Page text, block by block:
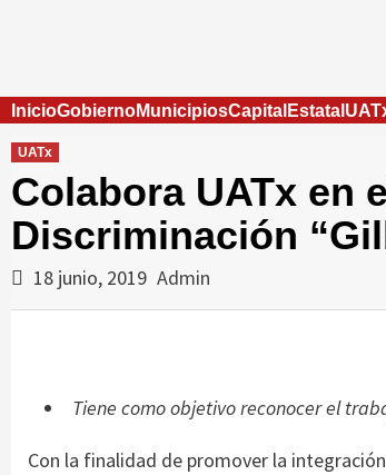
InicioGobiernoMunicipiosCapital Estatal
UATx
Colabora UATx en
Discriminación
18 junio, 2019 Admin
Tiene como objetivo reconocer el
Con la finalidad de promover la